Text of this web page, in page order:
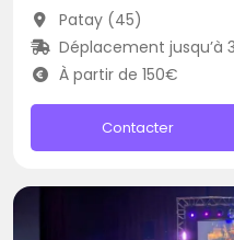
Patay (45)
Déplacement jusqu’à
À partir de 150€
Contacter